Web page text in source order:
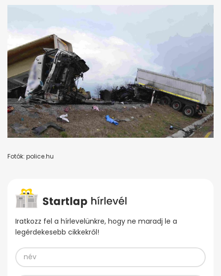
Fotók: police.hu
Iratkozz fel a hírlevelünkre, hogy ne maradj le a
legérdekesebb cikkekről!